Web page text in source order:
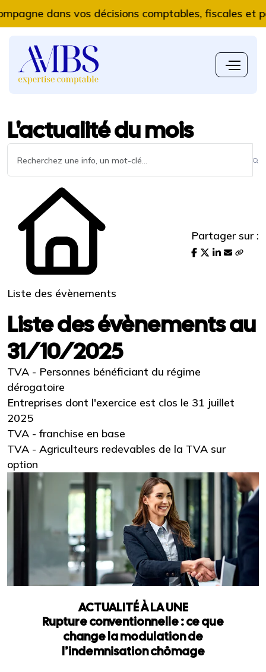
dans vos décisions comptables, fiscales et
L'actualité du mois
Liste des évènements
Partager sur :
Liste des évènements au
31/10/2025
TVA - Personnes bénéficiant du régime
dérogatoire
Entreprises dont l'exercice est clos le 31 juillet
2025
TVA - franchise en base
TVA - Agriculteurs redevables de la TVA sur
option
ACTUALITÉ À LA UNE
Rupture conventionnelle : ce que
change la modulation de
l’indemnisation chômage